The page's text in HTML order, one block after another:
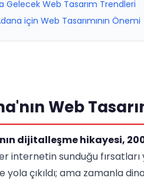
Gelecek Web Tasarım Trendleri
için Web Tasarımının Önemi
Web
dijitalleşme hikayesi,
internetin sunduğu
yola çıkıldı; ama zamanla